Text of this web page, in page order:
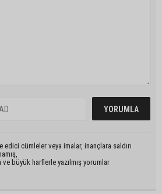
edici cümleler veya imalar, inançlara saldırı
büyük harflerle yazılmış yorumlar